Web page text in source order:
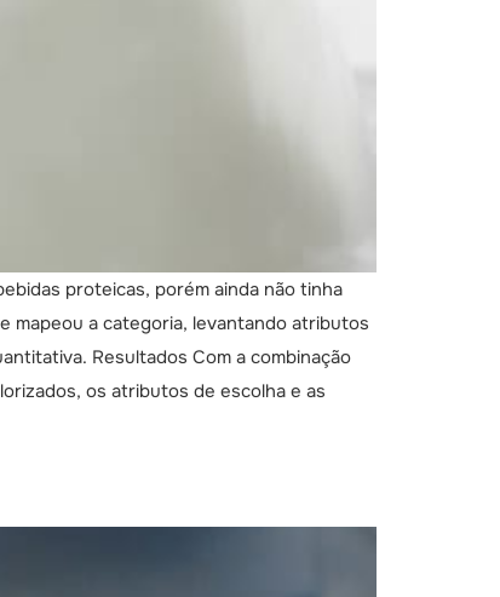
proteicas, porém ainda não tinha
mapeou a categoria, levantando atributos
Resultados Com a combinação
os atributos de escolha e as